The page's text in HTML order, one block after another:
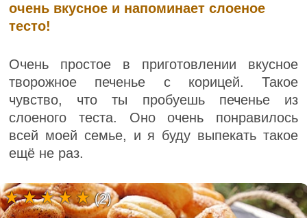
очень вкусное и напоминает слоеное
тесто!
Очень простое в приготовлении вкусное
творожное печенье с корицей. Такое
чувство, что ты пробуешь печенье из
слоеного теста. Оно очень понравилось
всей моей семье, и я буду выпекать такое
ещё не раз.
(2)